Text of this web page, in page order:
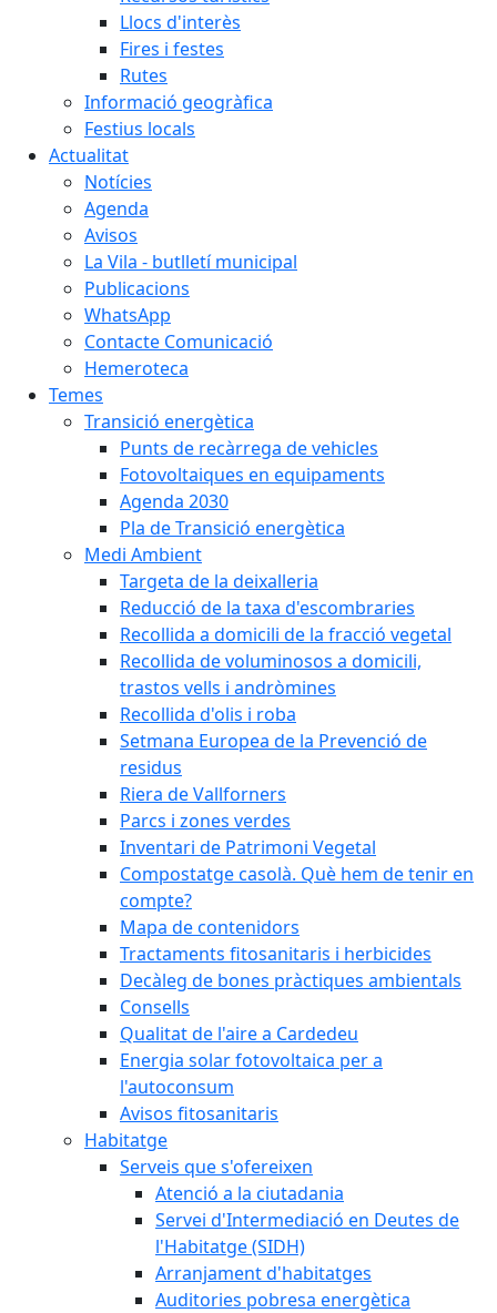
Llocs d'interès
Fires i festes
Rutes
Informació geogràfica
Festius locals
Actualitat
Notícies
Agenda
Avisos
La Vila - butlletí municipal
Publicacions
WhatsApp
Contacte Comunicació
Hemeroteca
Temes
Transició energètica
Punts de recàrrega de vehicles
Fotovoltaiques en equipaments
Agenda 2030
Pla de Transició energètica
Medi Ambient
Targeta de la deixalleria
Reducció de la taxa d'escombraries
Recollida a domicili de la fracció vegetal
Recollida de voluminosos a domicili,
trastos vells i andròmines
Recollida d'olis i roba
Setmana Europea de la Prevenció de
residus
Riera de Vallforners
Parcs i zones verdes
Inventari de Patrimoni Vegetal
Compostatge casolà. Què hem de tenir en
compte?
Mapa de contenidors
Tractaments fitosanitaris i herbicides
Decàleg de bones pràctiques ambientals
Consells
Qualitat de l'aire a Cardedeu
Energia solar fotovoltaica per a
l'autoconsum
Avisos fitosanitaris
Habitatge
Serveis que s'ofereixen
Atenció a la ciutadania
Servei d'Intermediació en Deutes de
l'Habitatge (SIDH)
Arranjament d'habitatges
Auditories pobresa energètica